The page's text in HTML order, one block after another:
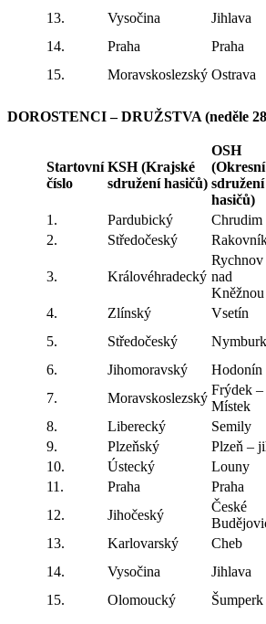
13.
Vysočina Jihlava
14.
Praha Praha
15.
Moravskoslezský Ostrava
DOROSTENCI – DRUŽSTVA (neděle
Startovní
číslo
KSH (Krajské
sdružení hasičů)
OSH
(Okresní
sdružení
hasičů)
1.
Pardubický Chrudim
2.
Středočeský
3. Královéhradecký
Rychnov
nad
Kněžnou
4.
Zlínský Vsetín
5.
Středočeský Nymburk
6.
Jihomoravský Hodonín
7.
Moravskoslezský
Frýdek –
Místek
8.
Liberecký Semily
9.
Plzeňský Plzeň –
10.
Ústecký Louny
11.
Praha Praha
12.
Jihočeský
České
13.
Karlovarský Cheb
14.
Vysočina Jihlava
15.
Olomoucký Šumperk